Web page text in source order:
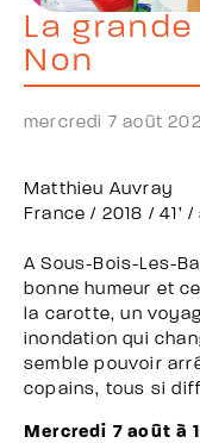
La
Non
mercredi 7 août
Matthieu Auvray
France / 2018 / 41’
A Sous-Bois-Les-
bonne humeur et
la carotte, un
inondation qui
semble pouvoir
copains, tous si
Mercredi 7 août à